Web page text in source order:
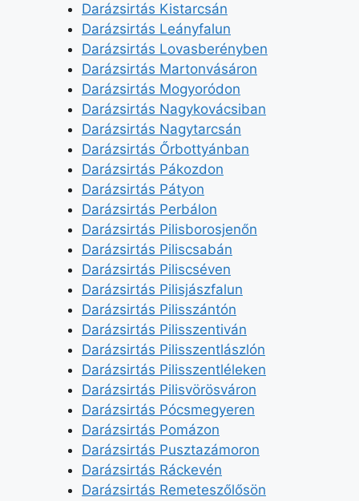
Darázsirtás Kistarcsán
Darázsirtás Leányfalun
Darázsirtás Lovasberényben
Darázsirtás Martonvásáron
Darázsirtás Mogyoródon
Darázsirtás Nagykovácsiban
Darázsirtás Nagytarcsán
Darázsirtás Őrbottyánban
Darázsirtás Pákozdon
Darázsirtás Pátyon
Darázsirtás Perbálon
Darázsirtás Pilisborosjenőn
Darázsirtás Piliscsabán
Darázsirtás Piliscséven
Darázsirtás Pilisjászfalun
Darázsirtás Pilisszántón
Darázsirtás Pilisszentiván
Darázsirtás Pilisszentlászlón
Darázsirtás Pilisszentléleken
Darázsirtás Pilisvörösváron
Darázsirtás Pócsmegyeren
Darázsirtás Pomázon
Darázsirtás Pusztazámoron
Darázsirtás Ráckevén
Darázsirtás Remeteszőlősön